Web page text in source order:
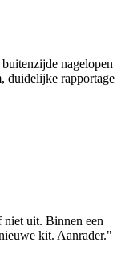
nagelopen
duidelijke rapportage
niet uit. Binnen een
kit. Aanrader."